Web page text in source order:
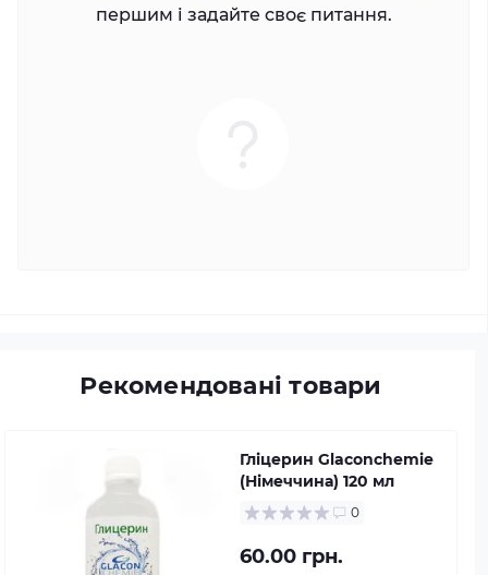
першим і задайте своє питання.
Рекомендовані товари
Гліцерин Glaconchemie
(Німеччина) 120 мл
0
60.00 грн.